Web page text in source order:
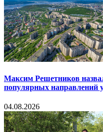
Максим Решетников
популярных направлений
04.08.2026